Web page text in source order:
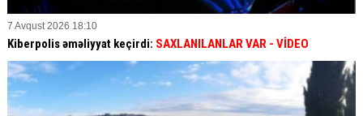
7 Avqust 2026 18:10
Kiberpolis əməliyyat keçirdi: SAXLANILANLAR VAR - VİDEO